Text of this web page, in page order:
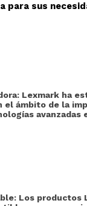
para sus
Lexmark ha
el ámbito de la
avanzadas
Los productos